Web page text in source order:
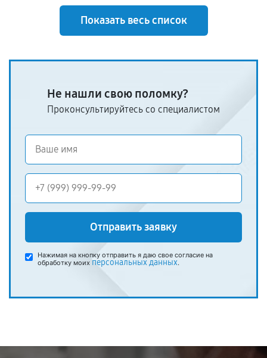
Показать весь список
Не нашли свою поломку?
Проконсультируйтесь со специалистом
Отправить заявку
Нажимая на кнопку отправить я даю свое согласие на
обработку моих персональных данных.